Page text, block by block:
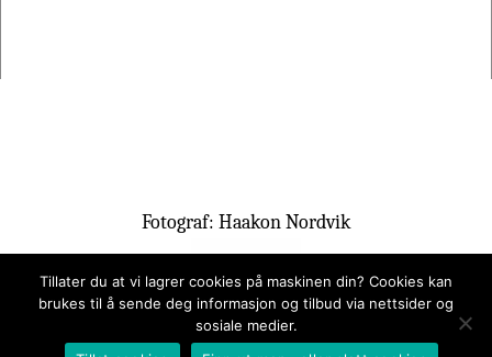
Fotograf: Haakon Nordvik
Tillater du at vi lagrer cookies på maskinen din? Cookies kan
brukes til å sende deg informasjon og tilbud via nettsider og
sosiale medier.